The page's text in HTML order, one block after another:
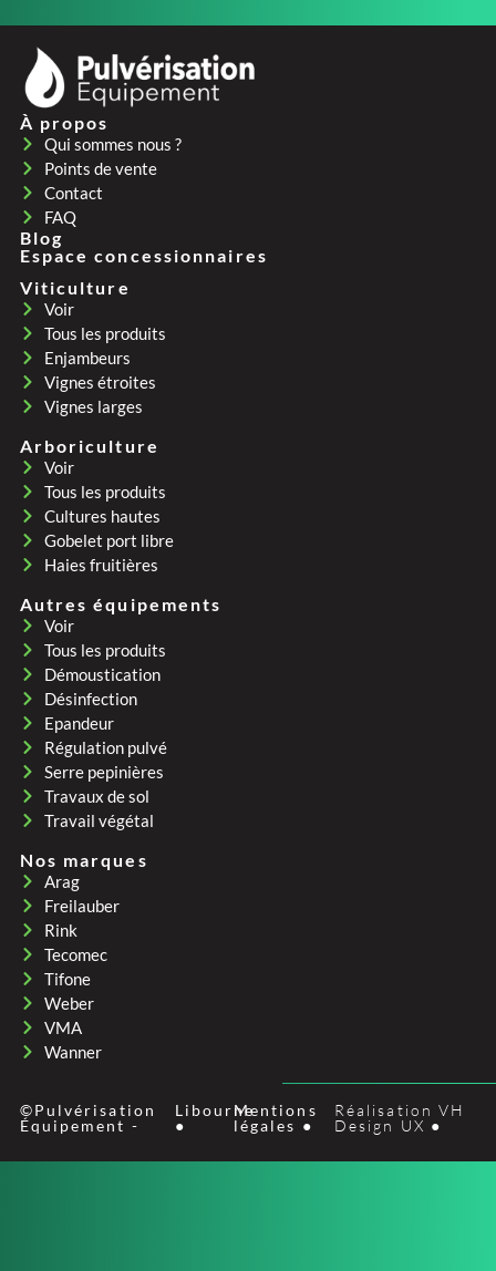
À propos
Qui sommes nous ?
Points de vente
Contact
FAQ
Blog
Espace concessionnaires
Viticulture
Voir
Tous les produits
Enjambeurs
Vignes étroites
Vignes larges
Arboriculture
Voir
Tous les produits
Cultures hautes
Gobelet port libre
Haies fruitières
Autres équipements
Voir
Tous les produits
Démoustication
Désinfection
Epandeur
Régulation pulvé
Serre pepinières
Travaux de sol
Travail végétal
Nos marques
Arag
Freilauber
Rink
Tecomec
Tifone
Weber
VMA
Wanner
©Pulvérisation
Équipement -
Libourne
●
Mentions
légales ●
Réalisation VH
Design UX ●